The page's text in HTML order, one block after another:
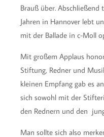
Brauß über.
Jahren in Hannover lebt
mit der Ballade in c-Moll
Mit großem Applaus
Stiftung, Redner und
kleinen Empfang gab es
sich sowohl mit der
den Rednern und den
Man sollte sich also